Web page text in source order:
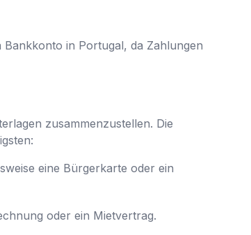
in Portugal, da Zahlungen
zusammenzustellen. Die
eine Bürgerkarte oder ein
oder ein Mietvertrag.